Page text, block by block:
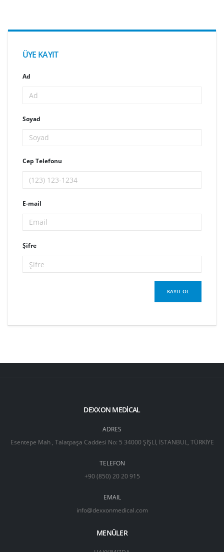
ÜYE KAYIT
Ad
Soyad
Cep Telefonu
E-mail
Şifre
DEXXON MEDICAL
ADRES
Esentepe Mah , Talatpaşa Caddesi No: 5 34000 ŞİŞLİ, İSTANBUL, TÜRKİYE
TELEFON
+90 (850) 20 20 915
EMAIL
info@dexxonmedical.com
MENÜLER